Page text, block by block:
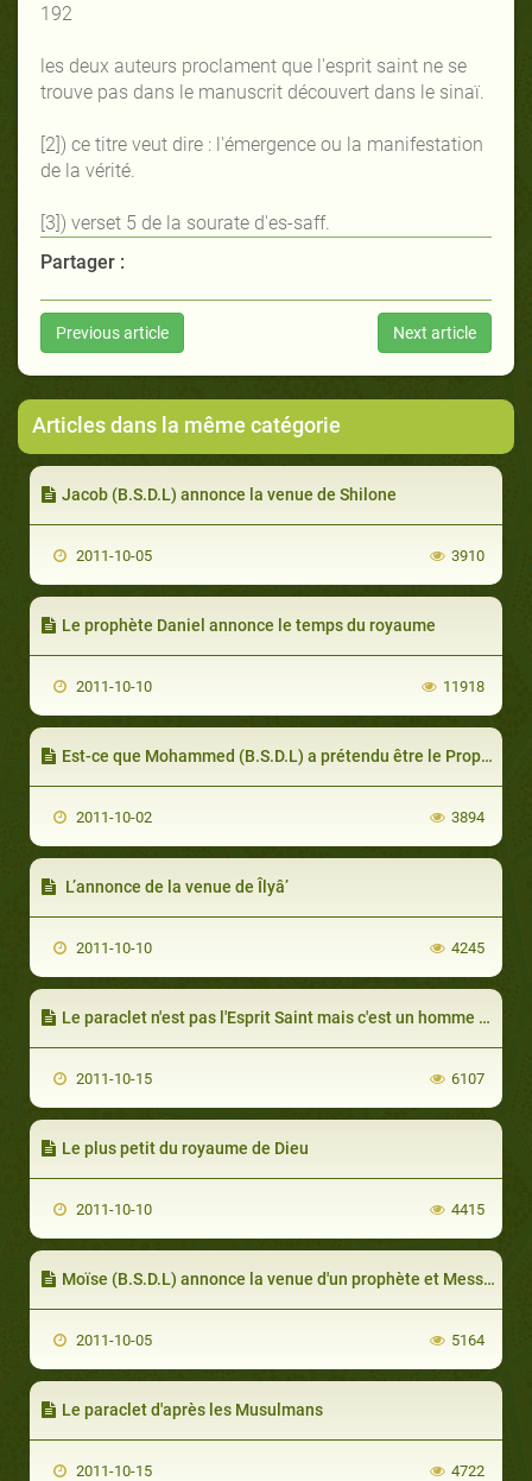
192
les deux auteurs proclament que l'esprit saint ne se
trouve pas dans le manuscrit découvert dans le sinaï.
[2]) ce titre veut dire : l'émergence ou la manifestation
de la vérité.
[3]) verset 5 de la sourate d'es-saff.
Partager :
Previous article Next article
Articles dans la même catégorie
Jacob (B.S.D.L) annonce la venue de Shilone
2011-10-05 3910
Le prophète Daniel annonce le temps du royaume
2011-10-10 11918
Est-ce que Mohammed (B.S.D.L) a prétendu être le Prophète (promis) (attendu)
2011-10-02 3894
L’annonce de la venue de Îlyâ’
2011-10-10 4245
Le paraclet n'est pas l'Esprit Saint mais c'est un homme et un prophète
2011-10-15 6107
Le plus petit du royaume de Dieu
2011-10-10 4415
Moïse (B.S.D.L) annonce la venue d'un prophète et Messager comme lui
2011-10-05 5164
Le paraclet d'après les Musulmans
2011-10-15 4722